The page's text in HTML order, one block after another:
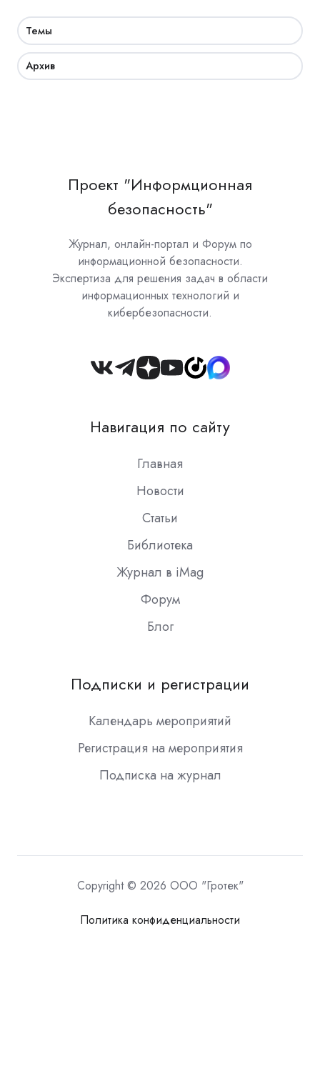
Темы
Архив
Проект "Информционная
безопасность"
Журнал, онлайн-портал и Форум по
информационной безопасности.
Экспертиза для решения задач в области
информационных технологий и
кибербезопасности.
Join
Slack
Навигация по сайту
Главная
Новости
Статьи
Библиотека
Журнал в iMag
Форум
Блог
Подписки и регистрации
Календарь мероприятий
Регистрация на мероприятия
Подписка на журнал
Copyright © 2026 ООО "Гротек"
Политика конфиденциальности